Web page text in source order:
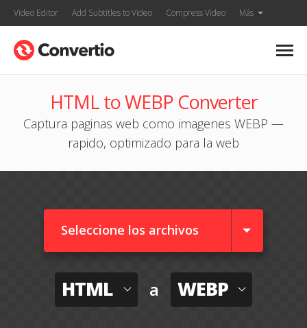
Video Editor Add Subtitles to Video Compress Video Más
HTML to WEBP Converter
Captura paginas web como imagenes WEBP —
rapido, optimizado para la web
Seleccione los archivos
HTML a WEBP